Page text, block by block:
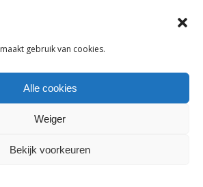
gebruik van cookies.
Alle cookies
Weiger
Bekijk voorkeuren
VOLGEND ARTIKEL